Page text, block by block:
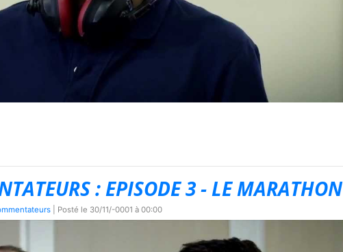
: EPISODE 3 - LE MARATHON
| Posté le 30/11/-0001 à 00:00